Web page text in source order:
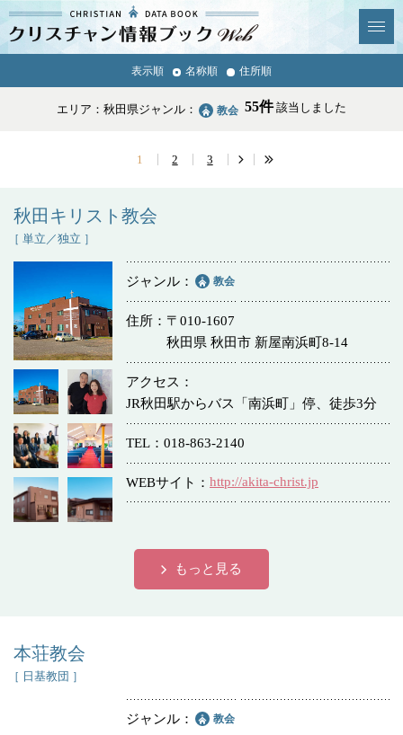
情報ブックとは
News & Topics
ジャンル
教会 学校・幼稚園・神学校
特別集会奉仕者 医療・福祉
冠婚葬祭 各種団体
教団教派
お店・企業・その他
表示順 名称順 住所順
エリア：秋田県ジャンル： 教会 55件該当しました
1 2 3
秋田キリスト教会
［ 単立／独立 ］
ジャンル 教会
住所
〒010-1607
秋田県 秋田市 新屋南浜町8-14
アクセス
JR秋田駅からバス「南浜町」停、徒歩3分
TEL 018-863-2140
WEBサイト http://akita-christ.jp
もっと見る
本荘教会
［ 日基教団 ］
ジャンル 教会